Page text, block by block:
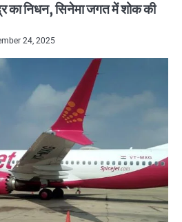
का निधन, सिनेमा जगत में शोक की
24, 2025